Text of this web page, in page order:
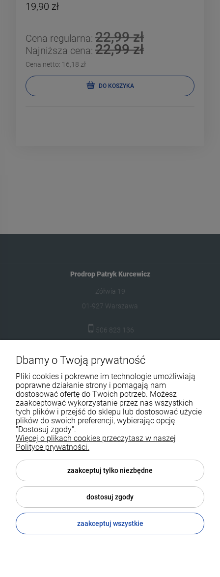
19,90 zł
Cena regularna: 22,99 zł
Najniższa cena: 22,99 zł
Cena netto: 16,18 zł
DO KOSZYKA
Prodrop Patryk Kurcewicz
Żółwia 19
01-927 Warszawa
506 823 136
Pomoc
Moje konto
Płatności i dostawa
Dbamy o Twoją prywatność
Pliki cookies i pokrewne im technologie umożliwiają
poprawne działanie strony i pomagają nam
dostosować ofertę do Twoich potrzeb. Możesz
zaakceptować wykorzystanie przez nas wszystkich
tych plików i przejść do sklepu lub dostosować użycie
plików do swoich preferencji, wybierając opcję
"Dostosuj zgody".
Więcej o plikach cookies przeczytasz w naszej
Polityce prywatności.
zaakceptuj tylko niezbędne
dostosuj zgody
zaakceptuj wszystkie